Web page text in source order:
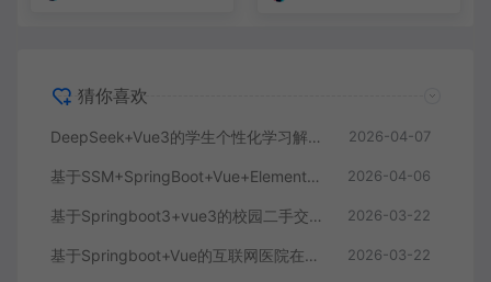
猜你喜欢
DeepSeek+Vue3的学生个性化学习解答AI系统 2026-04-07
基于SSM+SpringBoot+Vue+ElementPlus的聊天im系统 2026-04-06
基于Springboot3+vue3的校园二手交易平台 2026-03-22
基于Springboot+Vue的互联网医院在线问诊系统 2026-03-22